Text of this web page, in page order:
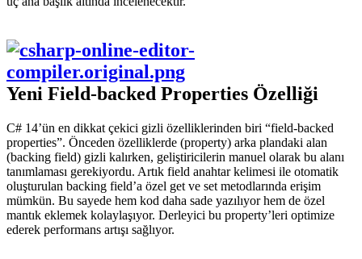
Yeni Field-backed Properties Özelliği​
C# 14’ün en dikkat çekici gizli özelliklerinden biri “field-backed
properties”. Önceden özelliklerde (property) arka plandaki alan
(backing field) gizli kalırken, geliştiricilerin manuel olarak bu alanı
tanımlaması gerekiyordu. Artık field anahtar kelimesi ile otomatik
oluşturulan backing field’a özel get ve set metodlarında erişim
mümkün. Bu sayede hem kod daha sade yazılıyor hem de özel
mantık eklemek kolaylaşıyor. Derleyici bu property’leri optimize
ederek performans artışı sağlıyor.